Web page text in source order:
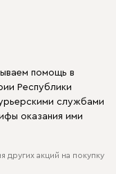
помощь в
Республики
службами
оказания ими
других акций на покупку